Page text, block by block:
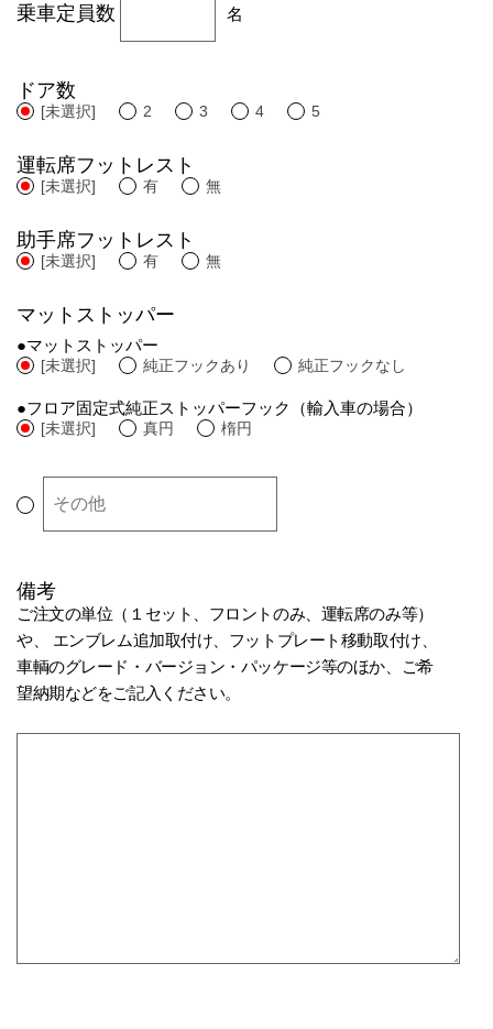
乗車定員数 名
ドア数
[未選択] 2 3 4 5
運転席フットレスト
[未選択] 有 無
助手席フットレスト
[未選択] 有 無
マットストッパー
●マットストッパー
[未選択] 純正フックあり 純正フックなし
●フロア固定式純正ストッパーフック（輸入車の場合）
[未選択] 真円 楕円
そ
他
備考
ご注文の単位（１セット、フロントのみ、運転席のみ等）
や、 エンブレム追加取付け、フットプレート移動取付け、
車輌のグレード・バージョン・パッケージ等のほか、ご希
望納期などをご記入ください。